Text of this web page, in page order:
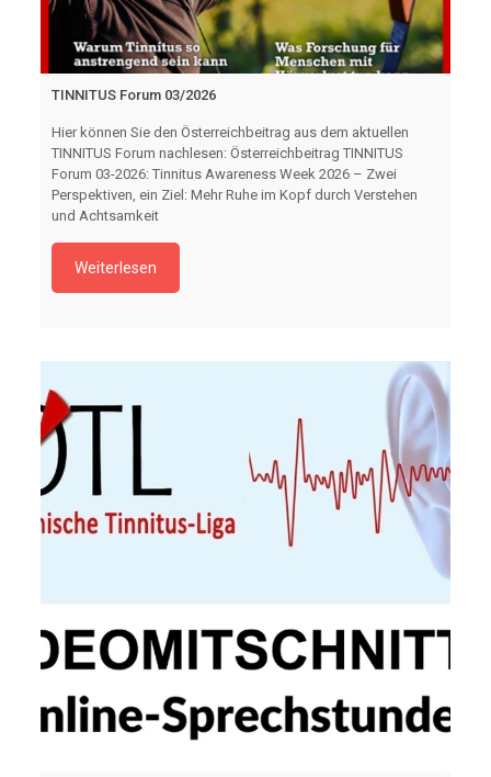
TINNITUS Forum 03/2026
Hier können Sie den Österreichbeitrag aus dem aktuellen
TINNITUS Forum nachlesen: Österreichbeitrag TINNITUS
Forum 03-2026: Tinnitus Awareness Week 2026 – Zwei
Perspektiven, ein Ziel: Mehr Ruhe im Kopf durch Verstehen
und Achtsamkeit
Weiterlesen